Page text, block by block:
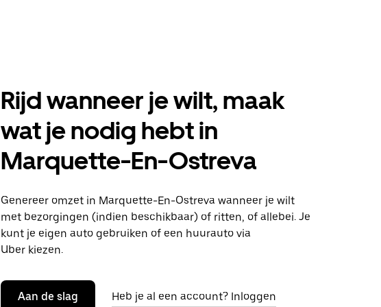
Rijd wanneer je wilt, maak
wat je nodig hebt in
Marquette-En-Ostreva
Genereer omzet in Marquette-En-Ostreva wanneer je wilt
met bezorgingen (indien beschikbaar) of ritten, of allebei. Je
kunt je eigen auto gebruiken of een huurauto via
Uber kiezen.
Aan de slag Heb je al een account? Inloggen